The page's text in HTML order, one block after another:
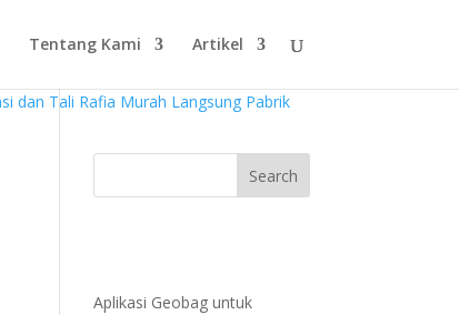
Tentang Kami Artikel
Aplikasi Geobag untuk